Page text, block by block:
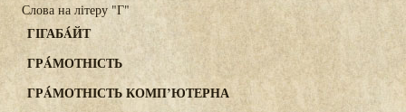
Слова на літеру "Г"
ГІГАБÁЙТ
ГРÁМОТНІСТЬ
ГРÁМОТНІСТЬ КОМП’ЮТЕРНА